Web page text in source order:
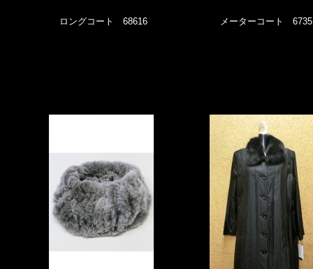
ロングコート 68616 メーターコート